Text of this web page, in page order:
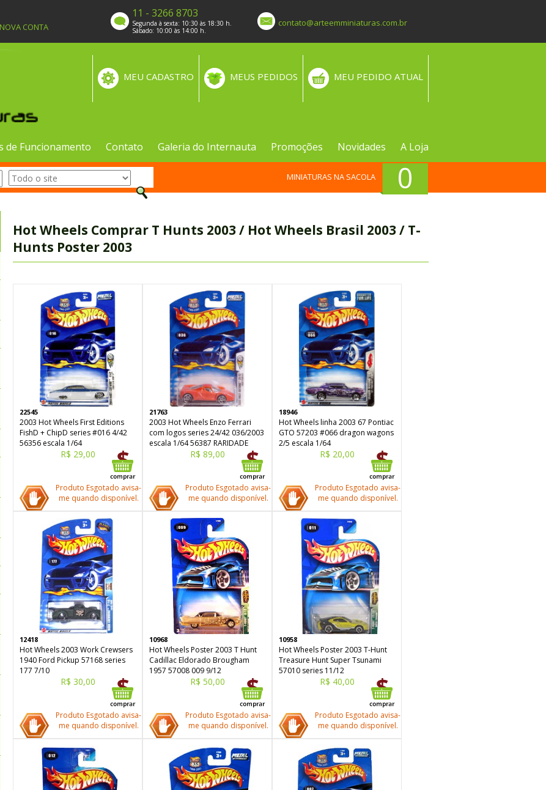
CONTA
11 - 3266 8703
Segunda à sexta: 10:30 às 18:30 h.
Sábado: 10:00 às 14:00 h.
contato@arteemminiaturas.com.br
MEU PEDIDO ATUAL
MEUS PEDIDOS
MEU CADASTRO
de Funcionamento Contato Galeria do Internauta Promoções Novidades A Loja
0
MINIATURAS NA SACOLA
Hot Wheels Comprar T Hunts 2003 / Hot Wheels Brasil 2003 / T-
Hunts Poster 2003
22545
2003 Hot Wheels First Editions
FishD + ChipD series #016 4/42
56356 escala 1/64
R$ 29,00
Produto Esgotado avisa-
me quando disponível.
21763
2003 Hot Wheels Enzo Ferrari
com logos series 24/42 036/2003
escala 1/64 56387 RARIDADE
R$ 89,00
Produto Esgotado avisa-
me quando disponível.
18946
Hot Wheels linha 2003 67 Pontiac
GTO 57203 #066 dragon wagons
2/5 escala 1/64
R$ 20,00
Produto Esgotado avisa-
me quando disponível.
12418
Hot Wheels 2003 Work Crewsers
1940 Ford Pickup 57168 series
177 7/10
R$ 30,00
Produto Esgotado avisa-
me quando disponível.
10968
Hot Wheels Poster 2003 T Hunt
Cadillac Eldorado Brougham
1957 57008 009 9/12
R$ 50,00
Produto Esgotado avisa-
me quando disponível.
10958
Hot Wheels Poster 2003 T-Hunt
Treasure Hunt Super Tsunami
57010 series 11/12
R$ 40,00
Produto Esgotado avisa-
me quando disponível.